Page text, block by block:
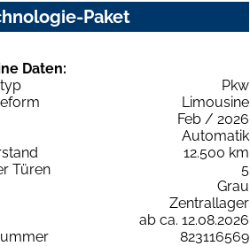
Paket
Daten:
Pkw
Limousine
Feb / 2026
Automatik
12.500 km
Türen
5
Grau
Zentrallager
ab ca. 12.08.2026
823116569